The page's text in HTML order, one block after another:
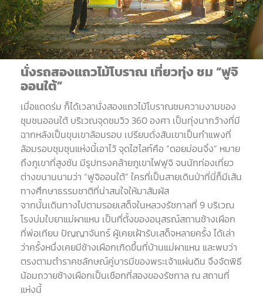
นั่งรถสองแถวไม้โบราณ เที่ยวทุ่งชม“ฟูจิ
ออนใต้”
เมื่อแดดร่ม ก็ได้เวลานั่งสองแถวไม้โบราณชมความงามของ
ชุมชนออนใต้ บริเวณจุดชมวิว 360องศา เป็นทุ่งนากว้างที่มี
ฉากหลังเป็นขุนเขาล้อมรอบ เปรียบดั่งสันเขาเป็นกำแพงที่
ล้อมรอบชุมชุนแห่งนี้เอาไว้ จุดไฮไลท์คือ “ดอยม่อนจิ๋ง” หมาย
ถึงภูเขาที่สูงชัน มีรูปทรงคล้ายภูเขาไฟฟูจิ จนนักท่องเที่ยว
ต่างขนานนามว่า “ฟูจิออนใต้” ใครที่เป็นสายเดินป่าที่นี่ก็มีเส้น
ทางศึกษาธรรมชาติที่น่าสนใจให้มาสัมผัส
จากนั้นเดินทางไปตามรอยเสด็จในหลวงรัชกาลที่ 9 บริเวณ
โรงบ่มใบยาแม่ผาแหน เป็นที่ตั้งของอนุสรณ์สถานช้างเผือก
ที่พ่อเทียบ ปัญญาจันทร์ ผู้เคยเฝ้ารับเสด็จหลายครั้ง ได้เล่า
ว่าครั้งหนึ่งเคยมีช้างเผือกเกิดขึ้นที่บ้านแม่ผาแหน และพบว่า
ตรงตามตำราคชลักษณ์คู่บารมีของพระเจ้าแผ่นดิน จึงจัดพิธี
น้อมถวายช้างเผือกเป็นเชือกที่สองของรัชกาลณ สถานที่
แห่งนี้